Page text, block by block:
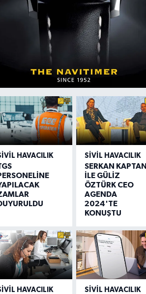
HAVACILIK SIVIL HAVACILIK
SERKAN KAPTAN
İLE GÜLİZ
ÖZTÜRK CEO
AGENDA
2024'TE
KONUŞTU
HAVACILIK SIVIL HAVACILIK